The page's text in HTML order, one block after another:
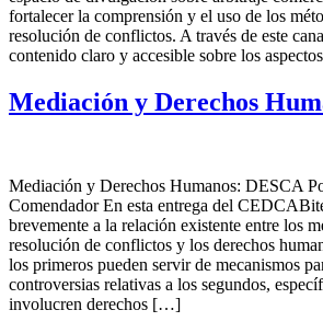
fortalecer la comprensión y el uso de los
resolución de conflictos. A través de este
contenido claro y accesible sobre los
Mediación y Derechos
Mediación y Derechos Humanos: DESCA
Comendador En esta entrega del
brevemente a la relación existente entre los
resolución de conflictos y los derechos
los primeros pueden servir de mecanismos
controversias relativas a los segundos,
involucren derechos […]